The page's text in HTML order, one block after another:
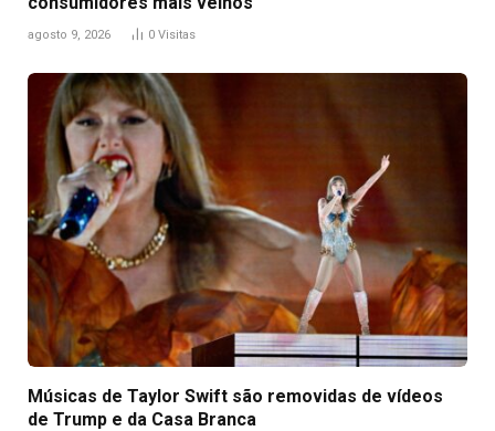
agosto 9, 2026 0 Visitas
Músicas de Taylor Swift são removidas de vídeos
de Trump e da Casa Branca